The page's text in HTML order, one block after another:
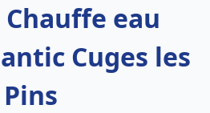
eau
Cuges les
Pins